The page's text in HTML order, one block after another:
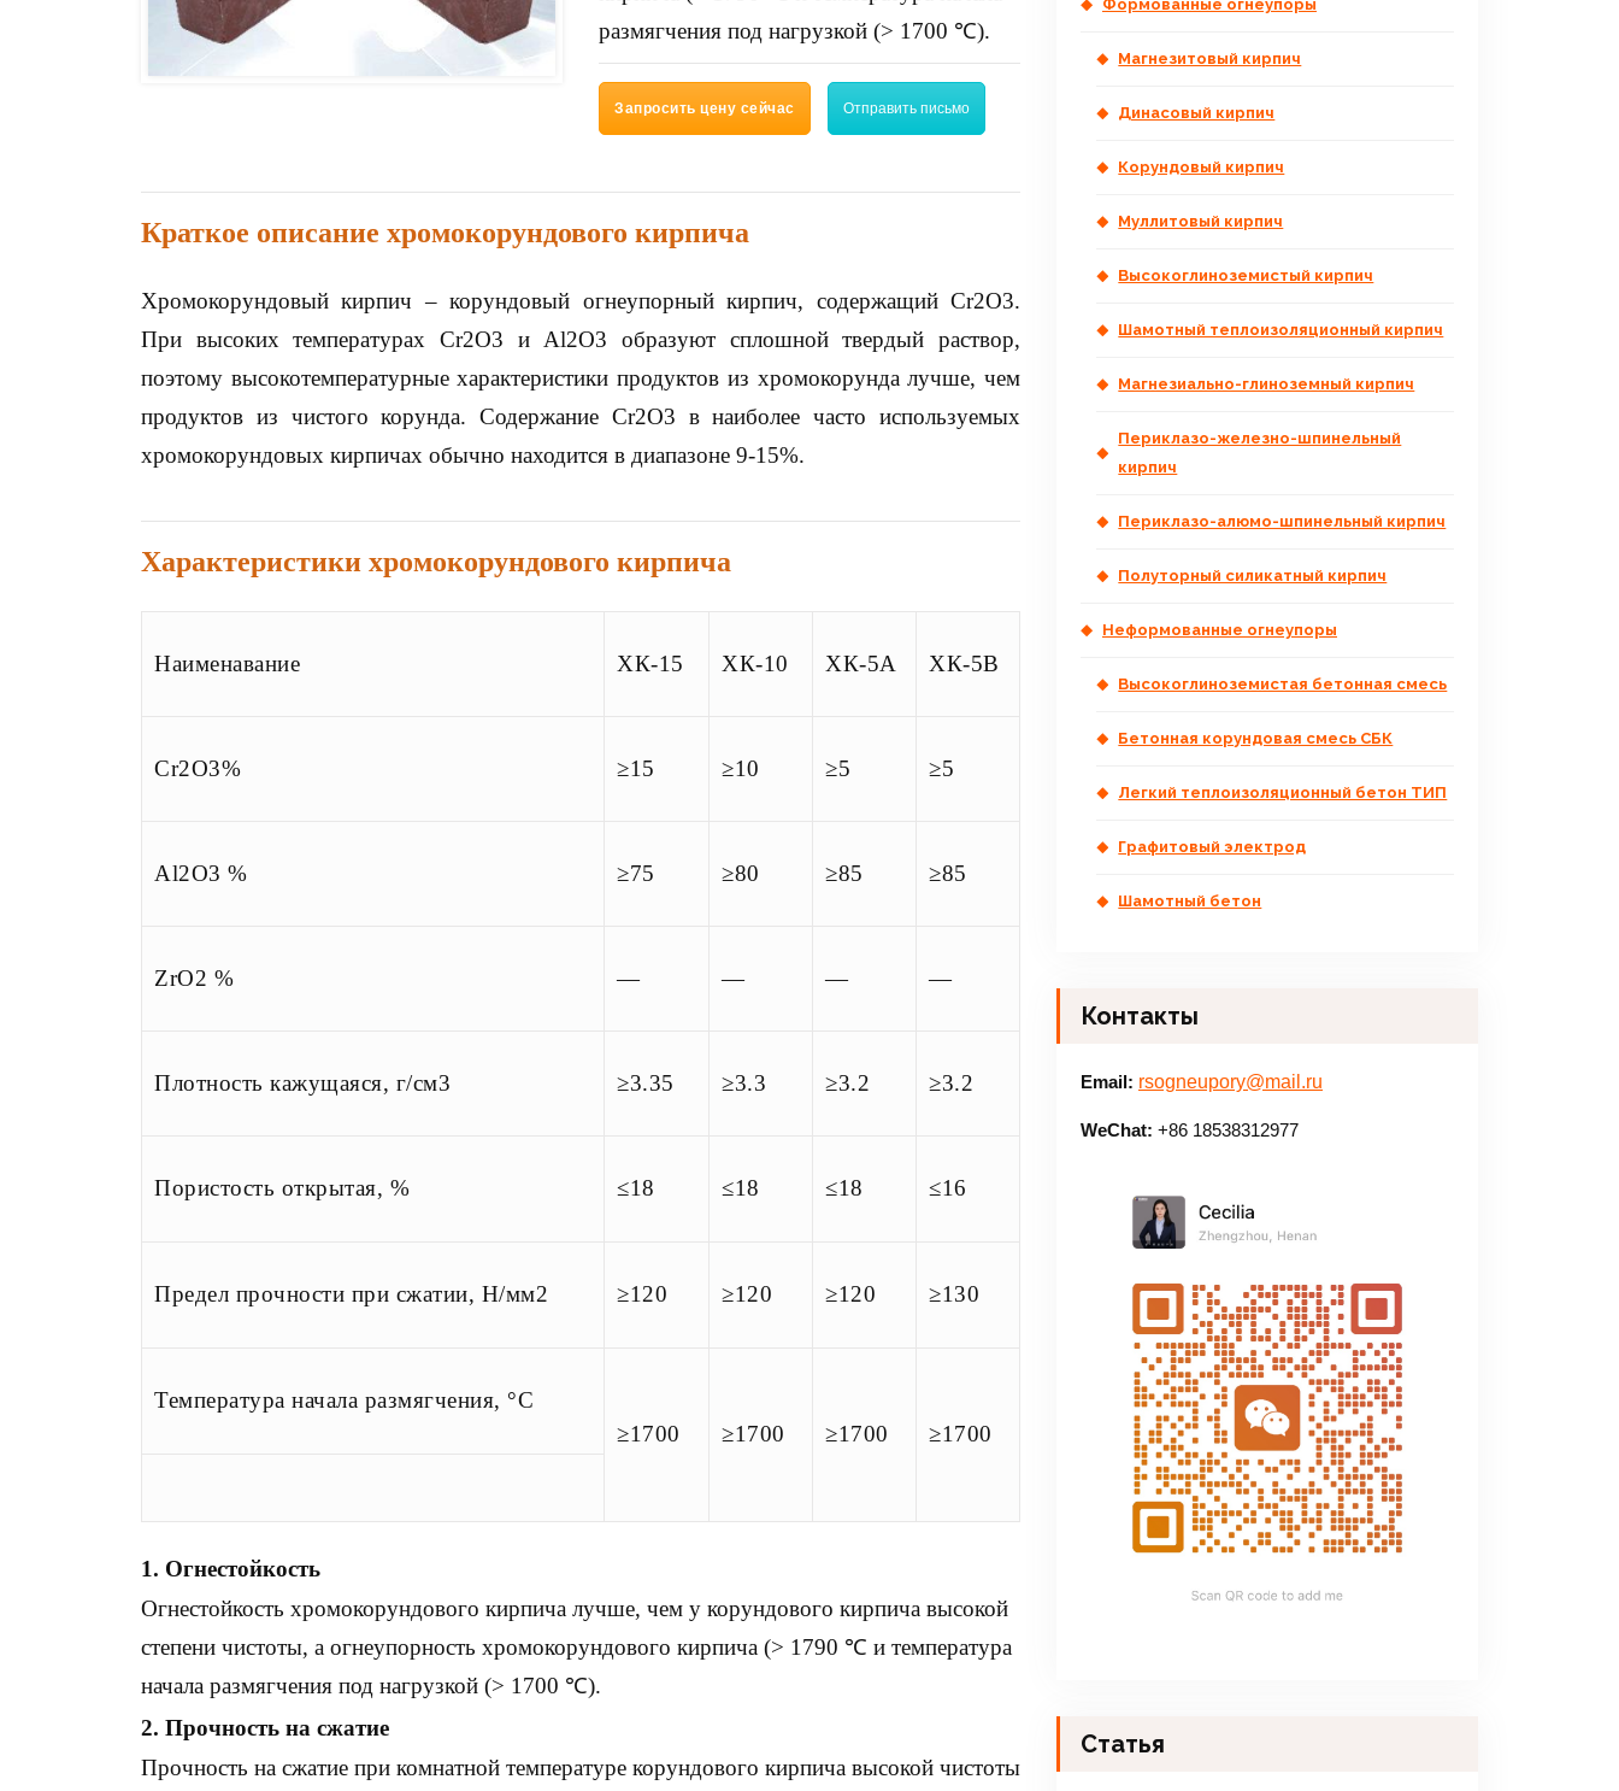
размягчения под нагрузкой (> 1700 ℃).
Запросить цену сейчас Отправить письмо
Краткое описание хромокорундового кирпича
Хромокорундовый кирпич – корундовый огнеупорный кирпич, содержащий Cr2O3.
При высоких температурах Cr2O3 и Al2O3 образуют сплошной твердый раствор,
поэтому высокотемпературные характеристики продуктов из хромокорунда лучше, чем
продуктов из чистого корунда. Содержание Cr2O3 в наиболее часто используемых
хромокорундовых кирпичах обычно находится в диапазоне 9-15%.
Характеристики хромокорундового кирпича
Наименавание ХК-15 ХК-10 ХК-5A ХК-5B
Cr2O3% ≥15 ≥10 ≥5 ≥5
Al2O3 % ≥75 ≥80 ≥85 ≥85
ZrO2 % — — — —
Плотность кажущаяся, г/см3 ≥3.35 ≥3.3 ≥3.2 ≥3.2
Пористость открытая, % ≤18 ≤18 ≤18 ≤16
Предел прочности при сжатии, Н/мм2 ≥120 ≥120 ≥120 ≥130
Температура начала размягчения, °С
≥1700
≥1700 ≥1700 ≥1700
1. Огнестойкость
Огнестойкость хромокорундового кирпича лучше, чем у корундового кирпича высокой
степени чистоты, а огнеупорность хромокорундового кирпича (> 1790 ℃ и температура
начала размягчения под нагрузкой (> 1700 ℃).
2. Прочность на сжатие
Прочность на сжатие при комнатной температуре корундового кирпича высокой чистоты
Формованные огнеупоры
Магнезитовый кирпич
Динасовый кирпич
Корундовый кирпич
Муллитовый кирпич
Высокоглиноземистый кирпич
Шамотный теплоизоляционный кирпич
Магнезиально-глиноземный кирпич
Периклазо-железно-шпинельный
кирпич
Периклазо-алюмо-шпинельный кирпич
Полуторный силикатный кирпич
Неформованные огнеупоры
Высокоглиноземистая бетонная смесь
Бетонная корундовая смесь СБК
Легкий теплоизоляционный бетон ТИП
Графитовый электрод
Шамотный бетон
Контакты
Email: rsogneupory@mail.ru
WeChat: +86 18538312977
Статья